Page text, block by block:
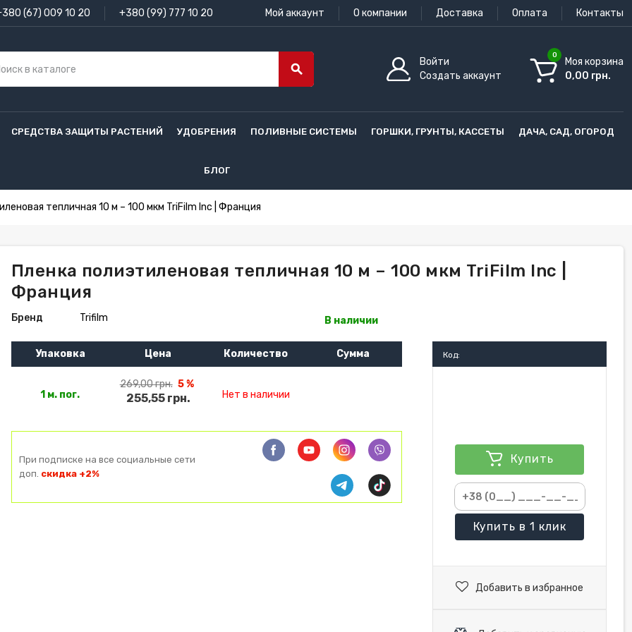
(67) 009 10 20 +380 (99) 777 10 20 Мой аккаунт О компании Доставка Оплата Контакты
search
Войти
Создать аккаунт
0
Моя корзина
0,00 грн.
СРЕДСТВА ЗАЩИТЫ РАСТЕНИЙ УДОБРЕНИЯ ПОЛИВНЫЕ СИСТЕМЫ ГОРШКИ, ГРУНТЫ, КАССЕТЫ ДАЧА, САД, ОГОРОД
БЛОГ
тепличная 10 м – 100 мкм TriFilm Inc | Франция
Пленка полиэтиленовая тепличная 10 м – 100 мкм TriFilm Inc |
Франция
Бренд Trifilm В наличии
Упаковка Цена Количество Сумма
1 м. пог.
269,00 грн. 5 %
255,55 грн. Нет в наличии
При подписке на все социальные сети
доп. скидка +2%
Код:
Купить
Купить в 1 клик
Добавить в избранное